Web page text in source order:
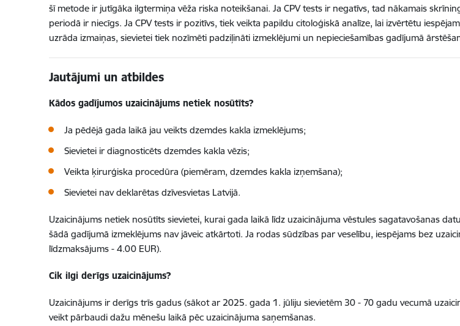
šī metode ir jutīgāka ilgtermiņa vēža riska noteikšanai. Ja CPV tests ir negatīvs, tad nākamais
periodā ir niecīgs. Ja CPV tests ir pozitīvs, tiek veikta papildu citoloģiskā analīze, lai izvērtētu
uzrāda izmaiņas, sievietei tiek nozīmēti padziļināti izmeklējumi un nepieciešamības gadījumā
Jautājumi un atbildes
Kādos gadījumos uzaicinājums netiek nosūtīts?
Ja pēdējā gada laikā jau veikts dzemdes kakla izmeklējums;
Sievietei ir diagnosticēts dzemdes kakla vēzis;
Veikta ķirurģiska procedūra (piemēram, dzemdes kakla izņemšana);
Sievietei nav deklarētas dzīvesvietas Latvijā.
Uzaicinājums netiek nosūtīts sievietei, kurai gada laikā līdz uzaicinājuma vēstules sagatavošanas
šādā gadījumā izmeklējums nav jāveic atkārtoti. Ja rodas sūdzības par veselību, iespējams bez
līdzmaksājums - 4.00 EUR).
Cik ilgi derīgs uzaicinājums?
Uzaicinājums ir derīgs trīs gadus (sākot ar 2025. gada 1. jūliju sievietēm 30 - 70 gadu vecumā
veikt pārbaudi dažu mēnešu laikā pēc uzaicinājuma saņemšanas.